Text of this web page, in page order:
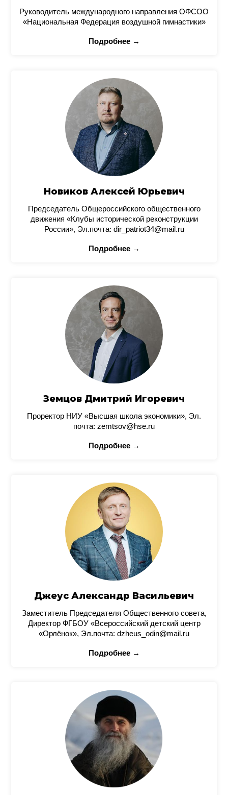
Руководитель международного направления ОФСОО
«Национальная Федерация воздушной гимнастики»
Подробнее →
Новиков Алексей Юрьевич
Председатель Общероссийского общественного
движения «Клубы исторической реконструкции
России», Эл.почта: dir_patriot34@mail.ru
Подробнее →
Земцов Дмитрий Игоревич
Проректор НИУ «Высшая школа экономики», Эл.
почта: zemtsov@hse.ru
Подробнее →
Джеус Александр Васильевич
Заместитель Председателя Общественного совета,
Директор ФГБОУ «Всероссийский детский центр
«Орлёнок», Эл.почта: dzheus_odin@mail.ru
Подробнее →